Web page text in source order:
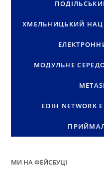
ХМЕЛЬНИЦЬКИЙ
МОДУЛЬНЕ
EDIH NETWORK
МИ НА ФЕЙСБУЦІ